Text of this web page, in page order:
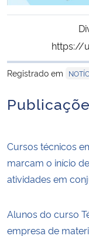
https://
Registrado em
Cursos técnicos
marcam o início
atividades em
Alunos do curso
empresa de